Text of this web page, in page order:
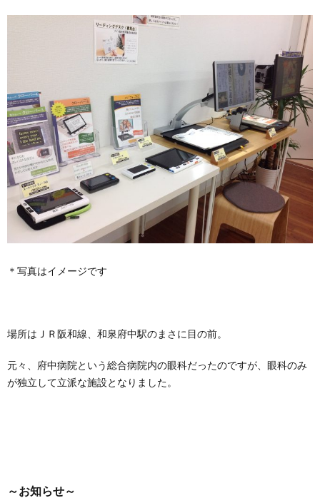
＊写真はイメージです
場所はＪＲ阪和線、和泉府中駅のまさに目の前。
元々、府中病院という総合病院内の眼科だったのですが、眼科のみ
が独立して立派な施設となりました。
～お知らせ～